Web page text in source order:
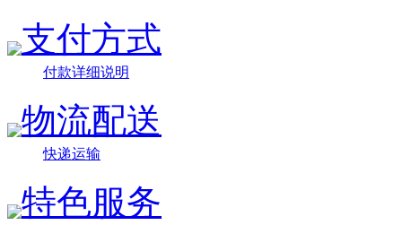
支付方式
付款详细说明
物流配送
快递运输
特色服务